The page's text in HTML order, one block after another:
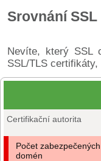
Srovnání
Nevíte, který SSL
SSL/TLS
Certifikační autorita
Počet zabezpečených
domén